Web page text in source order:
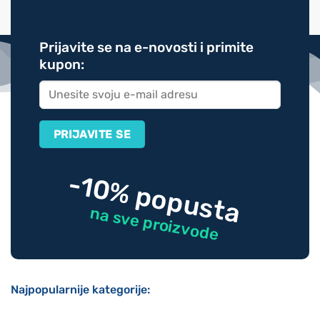
Prijavite se na e-novosti i primite
kupon:
-10% popusta
na sve proizvode
Najpopularnije kategorije: